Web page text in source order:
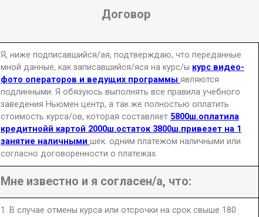
Договор
Я, ниже подписавшийся/ая, подтверждаю, что переданные
мной данные, как записавшийся/яся на курс/ы курс видео-
фото операторов и ведущих программы являются
подлинными. Я обязуюсь выполнять все правила учебного
заведения Ньюмен центр, а так же полностью оплатить
стоимость курса/ов, которая составляет 5800ш.оплатила
кредитнойй картой 2000ш.остаток 3800ш.привезет на 1
занятие наличными шек. одним платежом наличными или
согласно договоренности о платежах.
Мне известно и я согласен/а, что:
1. В случае отмены курса или отсрочки на срок свыше 180